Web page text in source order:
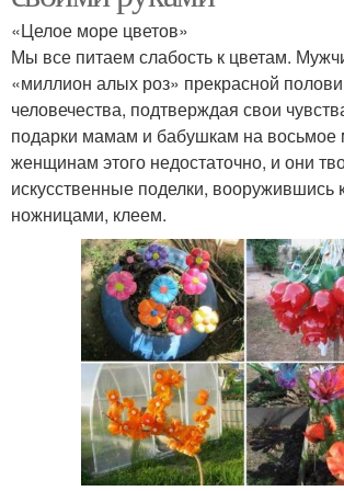
«Целое море цветов»
Мы все питаем слабость к цветам.
«миллион алых роз» прекрасной
человечества, подтверждая свои
подарки мамам и бабушкам на восьмое
женщинам этого недостаточно, и они
искусственные поделки, вооружившись
ножницами, клеем.